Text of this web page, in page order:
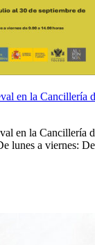
en la Cancillería
en la Cancillería
lunes a viernes: De